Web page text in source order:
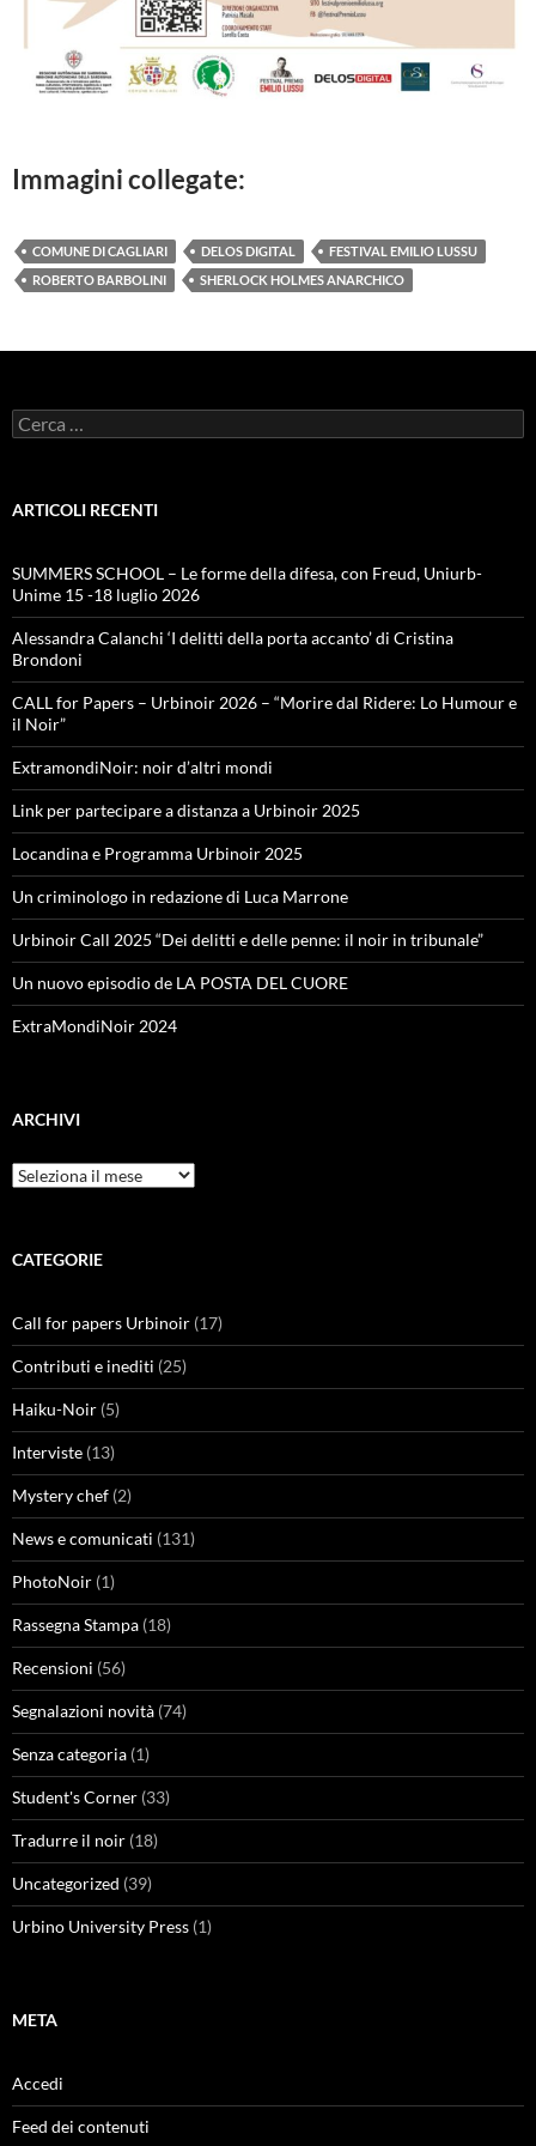
Immagini collegate:
COMUNE DI CAGLIARI DELOS DIGITAL
FESTIVAL EMILIO LUSSU
ROBERTO BARBOLINI
SHERLOCK HOLMES ANARCHICO
Ricerca
per:
ARTICOLI RECENTI
SUMMERS SCHOOL – Le forme della difesa, con Freud, Uniurb-
Unime 15 -18 luglio 2026
Alessandra Calanchi ‘I delitti della porta accanto’ di Cristina
Brondoni
CALL for Papers – Urbinoir 2026 – “Morire dal Ridere: Lo Humour e
il Noir”
ExtramondiNoir: noir d’altri mondi
Link per partecipare a distanza a Urbinoir 2025
Locandina e Programma Urbinoir 2025
Un criminologo in redazione di Luca Marrone
Urbinoir Call 2025 “Dei delitti e delle penne: il noir in tribunale”
Un nuovo episodio de LA POSTA DEL CUORE
ExtraMondiNoir 2024
ARCHIVI
Archivi
CATEGORIE
Call for papers Urbinoir (17)
Contributi e inediti (25)
Haiku-Noir (5)
Interviste (13)
Mystery chef (2)
News e comunicati (131)
PhotoNoir (1)
Rassegna Stampa (18)
Recensioni (56)
Segnalazioni novità (74)
Senza categoria (1)
Student's Corner (33)
Tradurre il noir (18)
Uncategorized (39)
Urbino University Press (1)
META
Accedi
Feed dei contenuti